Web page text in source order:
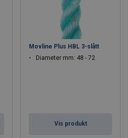
Movline Plus HBL 3-slått
Diameter mm: 48 - 72
Vis produkt